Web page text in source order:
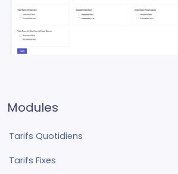
Modules
Tarifs Quotidiens
Tarifs Fixes